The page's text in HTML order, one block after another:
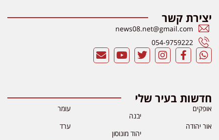
יצירת קשר
news08.net@gmail.com
054-9759222
חדשות בעיר שלי
אופקים
אור יהודה
יבנה
יהוד מונוסון
עומר
ערד